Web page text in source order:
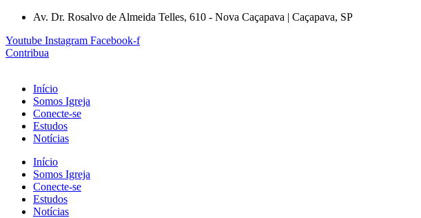
Av. Dr. Rosalvo de Almeida Telles, 610 - Nova Caçapava | Caçapava, SP
Youtube Instagram Facebook-f
Contribua
Início
Somos Igreja
Conecte-se
Estudos
Notícias
Início
Somos Igreja
Conecte-se
Estudos
Notícias